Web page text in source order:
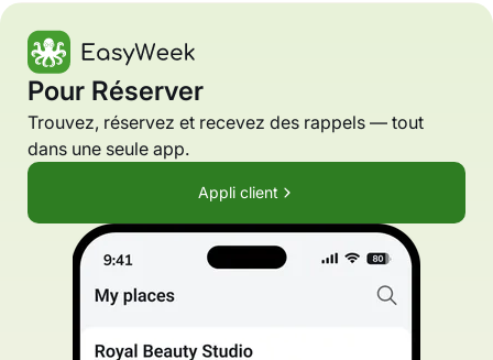
Pour Réserver
Trouvez, réservez et recevez des rappels — tout
dans une seule app.
Appli client